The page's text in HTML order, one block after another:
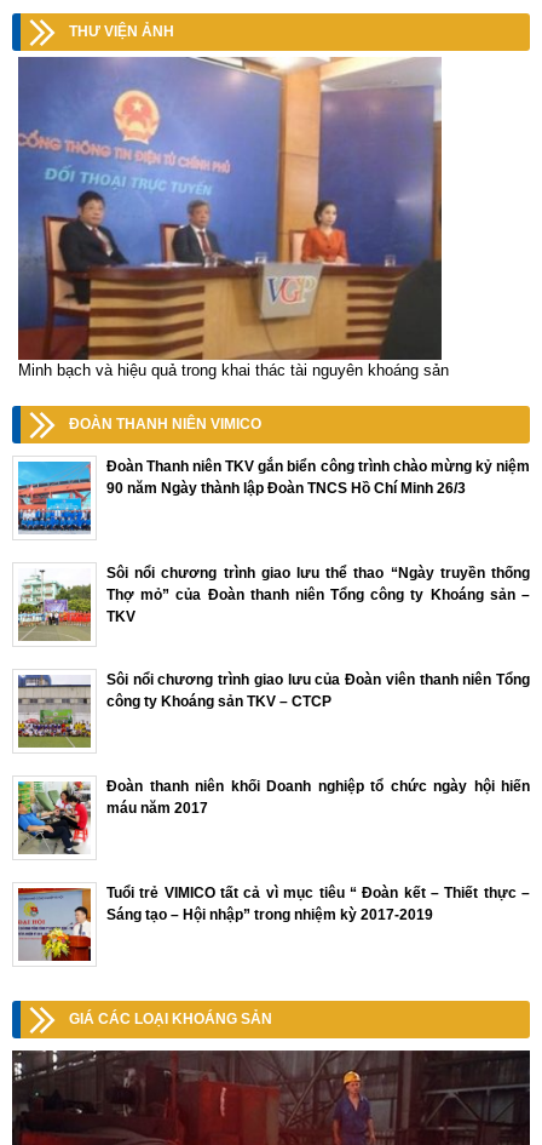
THƯ VIỆN ẢNH
Minh bạch và hiệu quả trong khai thác tài nguyên khoáng sản
ĐOÀN THANH NIÊN VIMICO
Đoàn Thanh niên TKV gắn biển công trình chào mừng kỷ niệm
90 năm Ngày thành lập Đoàn TNCS Hồ Chí Minh 26/3
Sôi nổi chương trình giao lưu thể thao “Ngày truyền thống
Thợ mỏ” của Đoàn thanh niên Tổng công ty Khoáng sản –
TKV
Sôi nổi chương trình giao lưu của Đoàn viên thanh niên Tổng
công ty Khoáng sản TKV – CTCP
Đoàn thanh niên khối Doanh nghiệp tổ chức ngày hội hiến
máu năm 2017
Tuổi trẻ VIMICO tất cả vì mục tiêu “ Đoàn kết – Thiết thực –
Sáng tạo – Hội nhập” trong nhiệm kỳ 2017-2019
GIÁ CÁC LOẠI KHOÁNG SẢN